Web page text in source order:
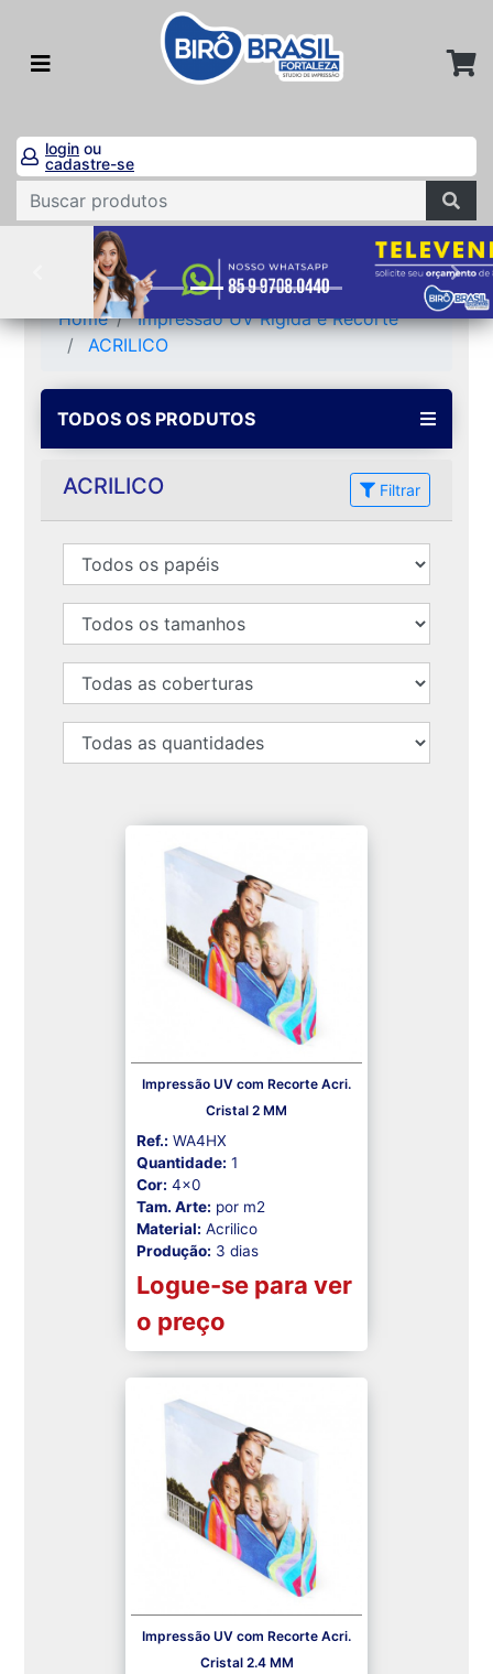
login ou
cadastre-se
Home
Impressão UV Rígida e Recorte
ACRILICO
TODOS OS PRODUTOS
ACRILICO Filtrar
Impressão UV com Recorte Acri.
Cristal 2 MM
Ref.: WA4HX
Quantidade: 1
Cor: 4x0
Tam. Arte: por m2
Material: Acrilico
Produção: 3 dias
Logue-se para ver
o preço
Impressão UV com Recorte Acri.
Cristal 2.4 MM